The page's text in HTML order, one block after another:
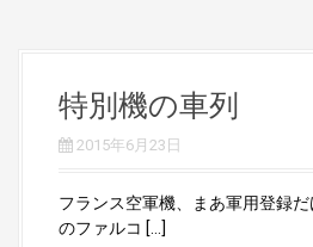
特別機の車列
2015年6月23日
フランス空軍機、まあ軍用登録
のファルコ […]